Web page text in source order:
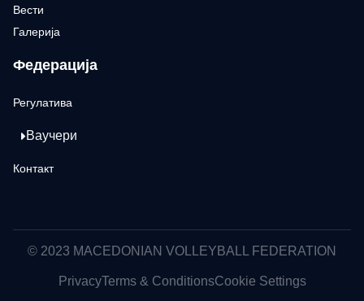
Вести
Галерија
Федерација
Регулатива
Ваучери
Контакт
© 2023 MACEDONIAN VOLLEYBALL FEDERATION
PrivacyTerms & ConditionsCookie Settings